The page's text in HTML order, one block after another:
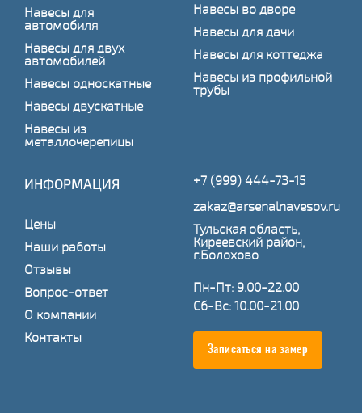
Навесы для
автомобиля
Навесы для двух
автомобилей
Навесы односкатные
Навесы двускатные
Навесы из
металлочерепицы
Навесы во дворе
Навесы для дачи
Навесы для коттеджа
Навесы из профильной
трубы
ИНФОРМАЦИЯ
Цены
Наши работы
Отзывы
Вопрос-ответ
О компании
Контакты
+7 (999) 444-73-15
zakaz@arsenalnavesov.ru
Тульская область,
Киреевский район,
г.Болохово
Пн-Пт: 9.00-22.00
Сб-Вс: 10.00-21.00
Записаться на замер